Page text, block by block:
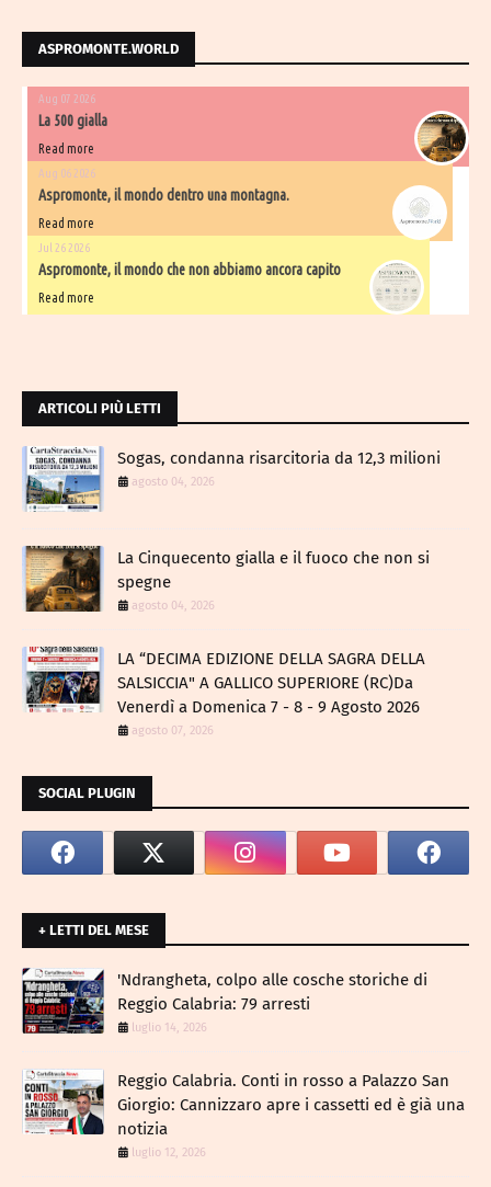
ASPROMONTE.WORLD
Aug 07 2026
La 500 gialla
Read more
Aug 06 2026
Aspromonte, il mondo dentro una montagna.
Read more
Jul 26 2026
Aspromonte, il mondo che non abbiamo ancora capito
Read more
ARTICOLI PIÙ LETTI
Sogas, condanna risarcitoria da 12,3 milioni
agosto 04, 2026
La Cinquecento gialla e il fuoco che non si
spegne
agosto 04, 2026
LA “DECIMA EDIZIONE DELLA SAGRA DELLA
SALSICCIA" A GALLICO SUPERIORE (RC)Da
Venerdì a Domenica 7 - 8 - 9 Agosto 2026
agosto 07, 2026
SOCIAL PLUGIN
+ LETTI DEL MESE
​'Ndrangheta, colpo alle cosche storiche di
Reggio Calabria: 79 arresti
luglio 14, 2026
Reggio Calabria. Conti in rosso a Palazzo San
Giorgio: Cannizzaro apre i cassetti ed è già una
notizia
luglio 12, 2026